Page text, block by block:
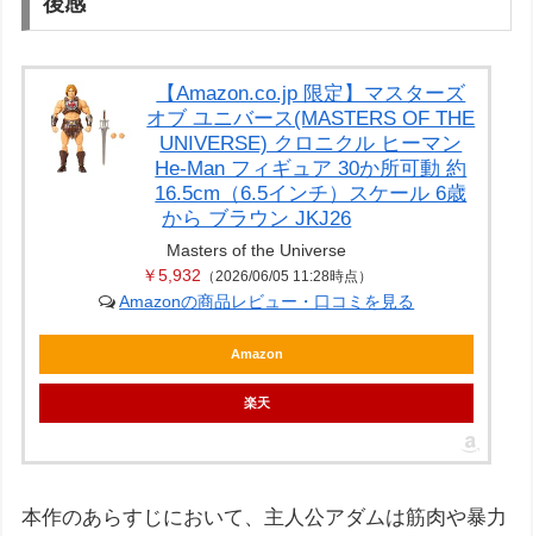
【Amazon.co.jp 限定】マスターズ
オブ ユニバース(MASTERS OF THE
UNIVERSE) クロニクル ヒーマン
He-Man フィギュア 30か所可動 約
16.5cm（6.5インチ）スケール 6歳
から ブラウン JKJ26
Masters of the Universe
￥5,932 （2026/06/05 11:28時点）
Amazonの商品レビュー・口コミを見る
Amazon
楽天
本作のあらすじにおいて、主人公アダムは筋肉や暴力